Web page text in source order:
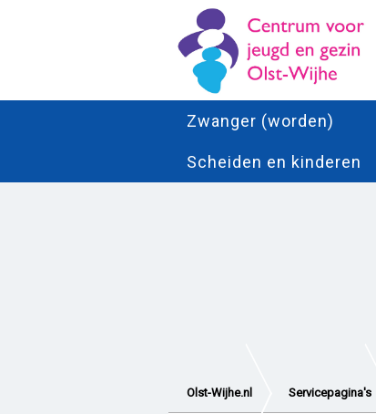
Zwanger (worden)
Scheiden en kinderen
Olst-Wijhe.nl Servicepagina's